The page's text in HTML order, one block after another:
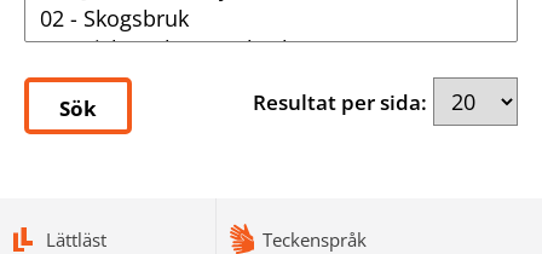
Sök Resultat per sida:
Lättläst Teckenspråk